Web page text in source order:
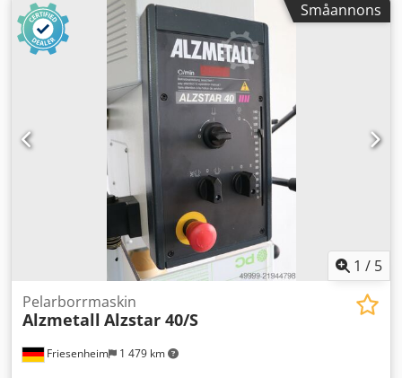
OBS: Försäljning sker utan garanti eller ansvar för
maskinens funktion. Vi tar inget ansvar för maskinens
funktionsduglighet. Försäljningen sker med undantag för
allt ansvar för materiella fel, i den utsträckning lagen
Kortspindel MK 2 Spindellyft: 100 mm Utskjutning: 250 mm
Pelardiameter: 90 mm Maskinbord, användbar yta: 370 x
300 mm T-spår, antal x bredd x avstånd: 2 x 14 x 160 mm
Avstånd spindel-bord min./max.: 140/670 mm Matning:
Manuell Maskinhöjd utan tillval: ca 1770 mm Nettovikt: ca
175 kg Steglös drift Motor: 750 / 1500 rpm Effekt: 0,6 / 0,95
kW Spindelvarvtal: 225–4300 rpm Standardutrustning:
Svampformad nödstoppsknapp (låsbart) Omkopplare för
höger- och vänstergång Motorskyddsbrytare Steglös
varvtalsreglering Digital varvtalsvisning Skyddsklass IP 54
Anslutningskontakt (färdigmonterad, kabellängd 2 m)
Spindelskydd med elektrisk säkerhetsspärr Lackering: DD-
struktur färg ljusgrå RAL 7035, antracit RAL 7016
Småannons
1 / 5
Friesenheim 1 479 km
Pelarborrmaskin
Alzmetall Alzstar 40/S